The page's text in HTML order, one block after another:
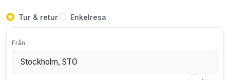
Tur & retur Enkelresa
Från